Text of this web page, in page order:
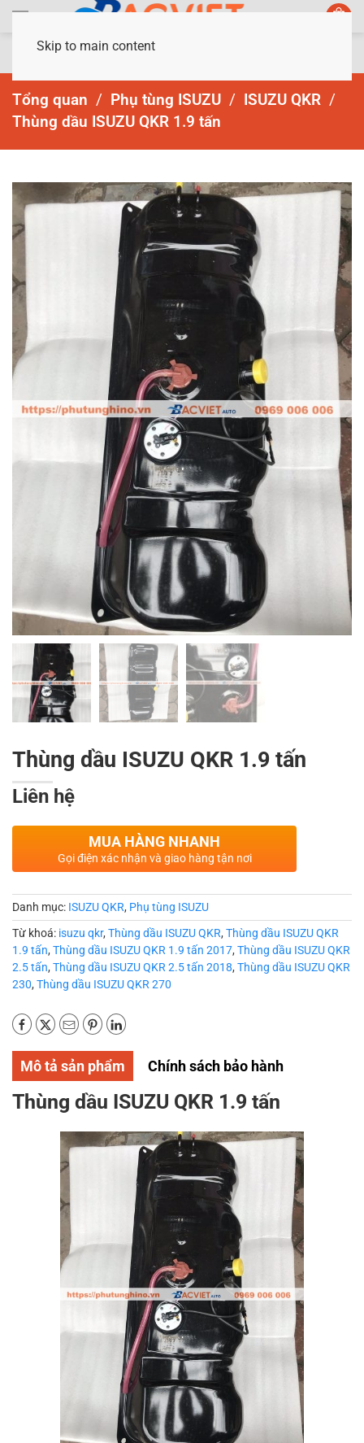
Skip to main content
Tổng quan Phụ tùng ISUZU
ISUZU QKR
Thùng dầu ISUZU QKR 1.9 tấn
Thùng dầu ISUZU QKR 1.9 tấn
Liên hệ
MUA HÀNG NHANH
Gọi điện xác nhận và giao hàng tận nơi
Danh mục: ISUZU QKR, Phụ tùng ISUZU
Từ khoá: isuzu qkr, Thùng dầu ISUZU QKR, Thùng dầu ISUZU QKR
1.9 tấn, Thùng dầu ISUZU QKR 1.9 tấn 2017, Thùng dầu ISUZU QKR
2.5 tấn, Thùng dầu ISUZU QKR 2.5 tấn 2018, Thùng dầu ISUZU QKR
230, Thùng dầu ISUZU QKR 270
Mô tả sản phẩm Chính sách bảo hành
Thùng dầu ISUZU QKR 1.9 tấn